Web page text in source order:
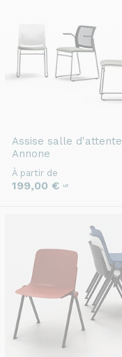
Assise salle d'attente
Annone
À partir de
199,00 € HT